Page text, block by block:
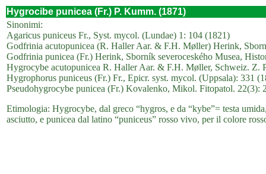
Hygrocibe punicea (Fr.) P. Kumm. (1871)
Sinonimi:
Agaricus puniceus Fr., Syst. mycol. (Lundae) 1: 104 (1821)
Godfrinia acutopunicea (R. Haller Aar. & F.H. Møller) Herink,
Godfrinia punicea (Fr.) Herink, Sborník severoceského Musea,
Hygrocybe acutopunicea R. Haller Aar. & F.H. Møller, Schweiz. Z.
Hygrophorus puniceus (Fr.) Fr., Epicr. syst. mycol. (Uppsala): 331
Pseudohygrocybe punicea (Fr.) Kovalenko, Mikol. Fitopatol. 22(3):
Etimologia: Hygrocybe, dal greco “hygros, e da “kybe”= testa
asciutto, e punicea dal latino “puniceus” rosso vivo, per il colore